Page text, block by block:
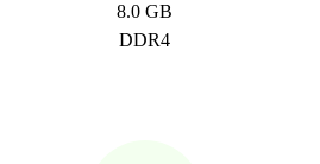
8.0 GB
DDR4